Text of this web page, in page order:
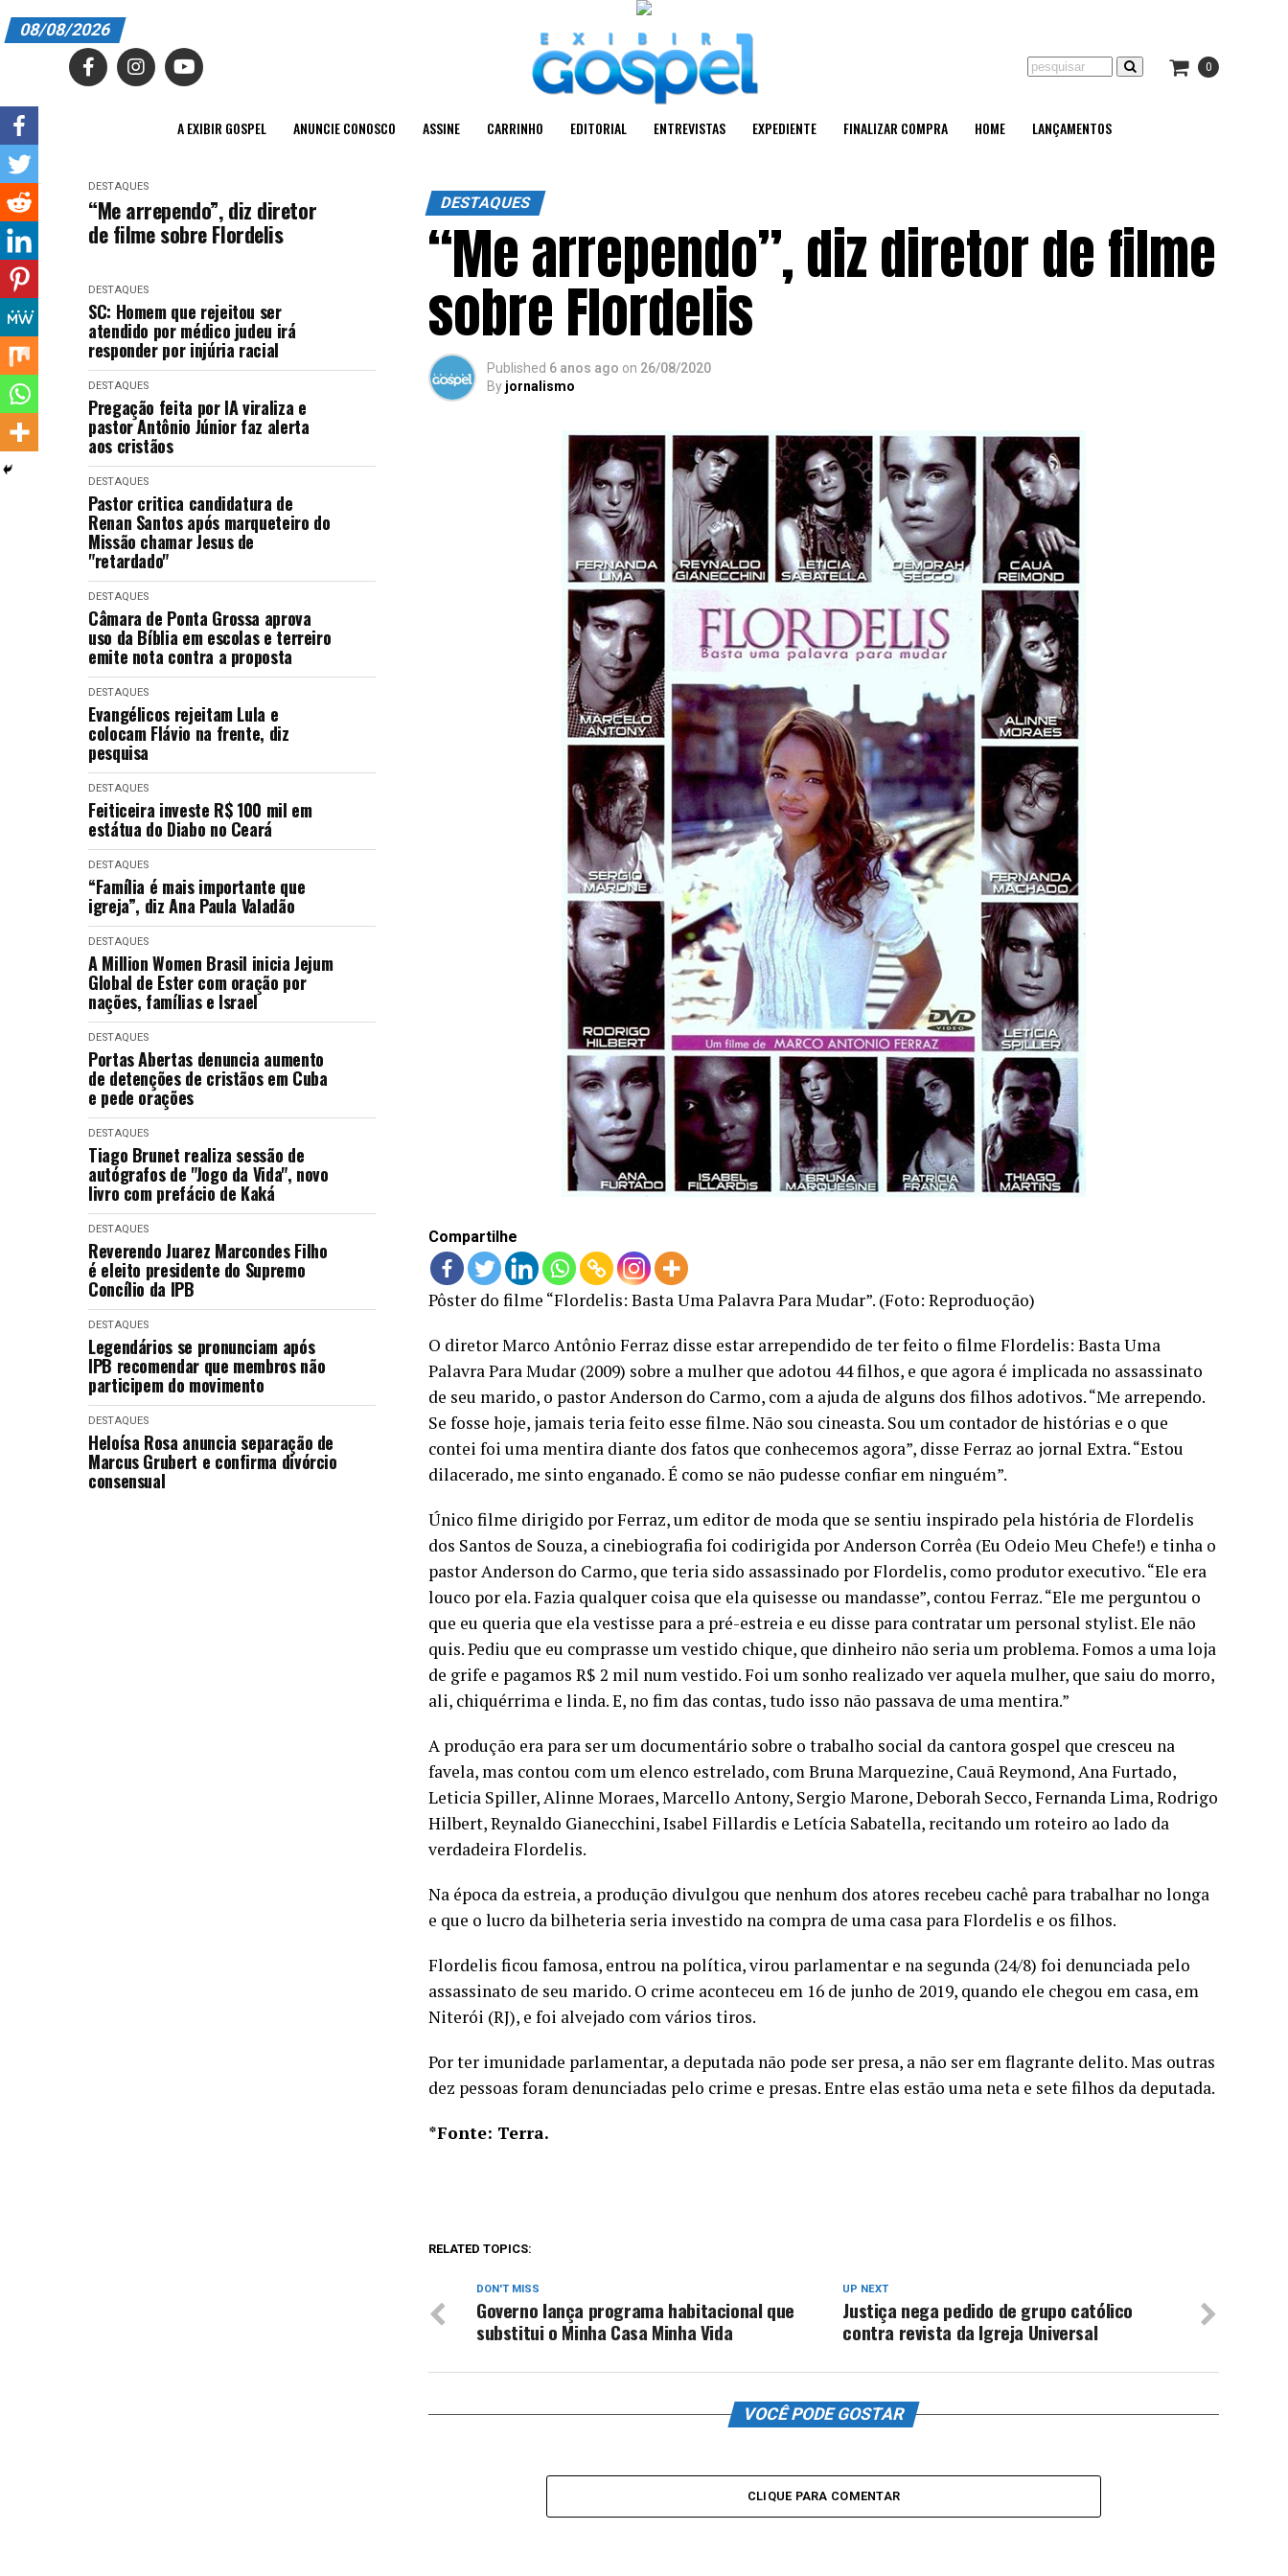
A EXIBIR GOSPEL
EDITORIAL
EXPEDIENTE
FINALIZAR COMPRA
HOME
LANÇAMENTOS
08/08/2026
0
A EXIBIR GOSPEL ANUNCIE CONOSCO ASSINE CARRINHO EDITORIAL ENTREVISTAS EXPEDIENTE FINALIZAR COMPRA HOME LANÇAMENTOS
DESTAQUES
“Me arrependo”, diz diretor
de filme sobre Flordelis
DESTAQUES
SC: Homem que rejeitou ser
atendido por médico judeu irá
responder por injúria racial
DESTAQUES
Pregação feita por IA viraliza e
pastor Antônio Júnior faz alerta
aos cristãos
DESTAQUES
Pastor critica candidatura de
Renan Santos após marqueteiro do
Missão chamar Jesus de
"retardado"
DESTAQUES
Câmara de Ponta Grossa aprova
uso da Bíblia em escolas e terreiro
emite nota contra a proposta
DESTAQUES
Evangélicos rejeitam Lula e
colocam Flávio na frente, diz
pesquisa
DESTAQUES
Feiticeira investe R$ 100 mil em
estátua do Diabo no Ceará
DESTAQUES
“Família é mais importante que
igreja”, diz Ana Paula Valadão
DESTAQUES
A Million Women Brasil inicia Jejum
Global de Ester com oração por
nações, famílias e Israel
DESTAQUES
Portas Abertas denuncia aumento
de detenções de cristãos em Cuba
e pede orações
DESTAQUES
Tiago Brunet realiza sessão de
autógrafos de "Jogo da Vida", novo
livro com prefácio de Kaká
DESTAQUES
Reverendo Juarez Marcondes Filho
é eleito presidente do Supremo
Concílio da IPB
DESTAQUES
Legendários se pronunciam após
IPB recomendar que membros não
participem do movimento
DESTAQUES
Heloísa Rosa anuncia separação de
Marcus Grubert e confirma divórcio
consensual
DESTAQUES
“Me arrependo”, diz diretor de filme
sobre Flordelis
Published 6 anos ago on 26/08/2020
By jornalismo
Compartilhe
Pôster do filme “Flordelis: Basta Uma Palavra Para Mudar”. (Foto: Reproduoção)
O diretor Marco Antônio Ferraz disse estar arrependido de ter feito o filme Flordelis: Basta Uma
Palavra Para Mudar (2009) sobre a mulher que adotou 44 filhos, e que agora é implicada no assassinato
de seu marido, o pastor Anderson do Carmo, com a ajuda de alguns dos filhos adotivos. “Me arrependo.
Se fosse hoje, jamais teria feito esse filme. Não sou cineasta. Sou um contador de histórias e o que
contei foi uma mentira diante dos fatos que conhecemos agora”, disse Ferraz ao jornal Extra. “Estou
dilacerado, me sinto enganado. É como se não pudesse confiar em ninguém”.
Único filme dirigido por Ferraz, um editor de moda que se sentiu inspirado pela história de Flordelis
dos Santos de Souza, a cinebiografia foi codirigida por Anderson Corrêa (Eu Odeio Meu Chefe!) e tinha o
pastor Anderson do Carmo, que teria sido assassinado por Flordelis, como produtor executivo. “Ele era
louco por ela. Fazia qualquer coisa que ela quisesse ou mandasse”, contou Ferraz. “Ele me perguntou o
que eu queria que ela vestisse para a pré-estreia e eu disse para contratar um personal stylist. Ele não
quis. Pediu que eu comprasse um vestido chique, que dinheiro não seria um problema. Fomos a uma loja
de grife e pagamos R$ 2 mil num vestido. Foi um sonho realizado ver aquela mulher, que saiu do morro,
ali, chiquérrima e linda. E, no fim das contas, tudo isso não passava de uma mentira.”
A produção era para ser um documentário sobre o trabalho social da cantora gospel que cresceu na
favela, mas contou com um elenco estrelado, com Bruna Marquezine, Cauã Reymond, Ana Furtado,
Leticia Spiller, Alinne Moraes, Marcello Antony, Sergio Marone, Deborah Secco, Fernanda Lima, Rodrigo
Hilbert, Reynaldo Gianecchini, Isabel Fillardis e Letícia Sabatella, recitando um roteiro ao lado da
verdadeira Flordelis.
Na época da estreia, a produção divulgou que nenhum dos atores recebeu cachê para trabalhar no longa
e que o lucro da bilheteria seria investido na compra de uma casa para Flordelis e os filhos.
Flordelis ficou famosa, entrou na política, virou parlamentar e na segunda (24/8) foi denunciada pelo
assassinato de seu marido. O crime aconteceu em 16 de junho de 2019, quando ele chegou em casa, em
Niterói (RJ), e foi alvejado com vários tiros.
Por ter imunidade parlamentar, a deputada não pode ser presa, a não ser em flagrante delito. Mas outras
dez pessoas foram denunciadas pelo crime e presas. Entre elas estão uma neta e sete filhos da deputada.
*Fonte: Terra.
RELATED TOPICS:
UP NEXT
Justiça nega pedido de grupo católico
contra revista da Igreja Universal
DON'T MISS
Governo lança programa habitacional que
substitui o Minha Casa Minha Vida
VOCÊ PODE GOSTAR
CLIQUE PARA COMENTAR